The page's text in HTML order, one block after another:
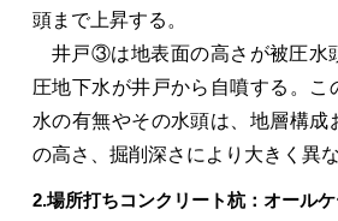
頭まで上昇する。
井戸③は地表面の高さが被圧水
圧地下水が井戸から自噴する。こ
水の有無やその水頭は、地層構成
の高さ、掘削深さにより大きく異な
2.場所打ちコンクリート杭：オール